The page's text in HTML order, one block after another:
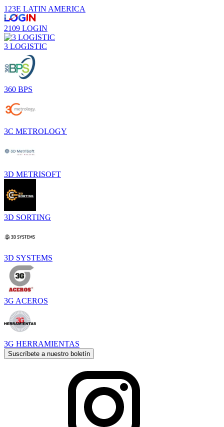
123E LATIN AMERICA
2109 LOGIN
3 LOGISTIC
360 BPS
3C METROLOGY
3D METRISOFT
3D SORTING
3D SYSTEMS
3G ACEROS
3G HERRAMIENTAS
Suscríbete a nuestro boletín